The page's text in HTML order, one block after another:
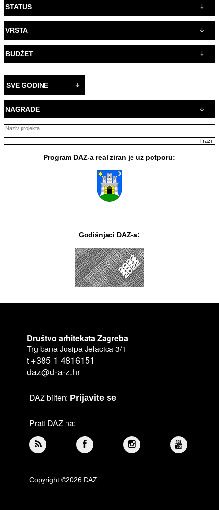
STATUS
VRSTA
BUDŽET
SVE GODINE
NAGRADE
Program DAZ-a realiziran je uz potporu:
Godišnjaci DAZ-a:
Društvo arhitekata Zagreba
Trg bana Josipa Jelacica 3/1
t +385 1 4816151
daz@d-a-z.hr
DAZ bilten: Prijavite se
Prati DAZ na:
Copyright ©2026 DAZ.